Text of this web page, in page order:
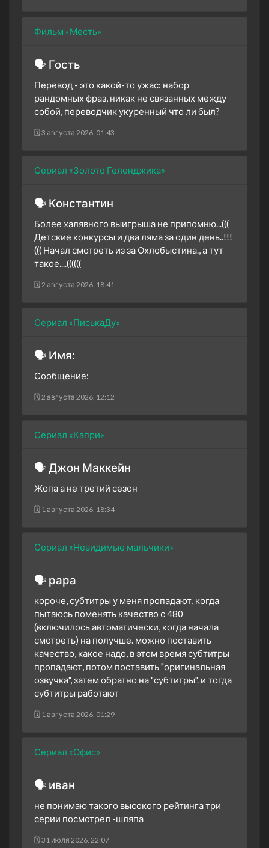
Фильм «Месть»
🗣 Гость
Перевод - это какой-то ужас: набор
рандомных фраз, никак не связанных между
собой, переводчик укуренный что ли был?
🗓 3 августа 2026, 01:43
Сериал «Золото Геленджика»
🗣 Константин
Более халявного выигрыша не припомню...(((
Детские конкурсы и два ляма за один день..!!!
((( Начал смотреть из за Охлобыстина., а тут
такое....((((((
🗓 2 августа 2026, 18:41
Сериал «ПиськаДу»
🗣 Имя:
Сообщение:
🗓 2 августа 2026, 12:12
Сериал «Капри»
🗣 Джон Маккейн
Жопа а не третий сезон
🗓 1 августа 2026, 18:34
Сериал «Невидимые мальчики»
🗣 рара
короче, субтитры у меня пропадают, когда
пытаюсь поменять качество с 480
(включилось автоматически, когда начала
смотреть) на получше. можно поставить
качество, какое надо, в этом время субтитры
пропадают, потом поставить "оригинальная
озвучка", затем обратно на "субтитры". и тогда
субтитры работают
🗓 1 августа 2026, 01:29
Сериал «Офис»
🗣 иван
не понимаю такого высокого рейтинга три
серии посмотрел -шляпа
🗓 31 июля 2026, 22:07